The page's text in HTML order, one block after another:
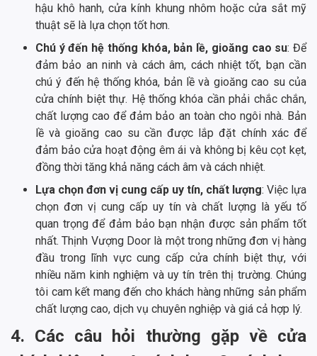
hậu khô hanh, cửa kính khung nhôm hoặc cửa sắt mỹ
thuật sẽ là lựa chọn tốt hơn.
Chú ý đến hệ thống khóa, bản lề, gioăng cao su: Để
đảm bảo an ninh và cách âm, cách nhiệt tốt, bạn cần
chú ý đến hệ thống khóa, bản lề và gioăng cao su của
cửa chính biệt thự. Hệ thống khóa cần phải chắc chắn,
chất lượng cao để đảm bảo an toàn cho ngôi nhà. Bản
lề và gioăng cao su cần được lắp đặt chính xác để
đảm bảo cửa hoạt động êm ái và không bị kêu cọt kẹt,
đồng thời tăng khả năng cách âm và cách nhiệt.
Lựa chọn đơn vị cung cấp uy tín, chất lượng: Việc lựa
chọn đơn vị cung cấp uy tín và chất lượng là yếu tố
quan trọng để đảm bảo bạn nhận được sản phẩm tốt
nhất. Thịnh Vượng Door là một trong những đơn vị hàng
đầu trong lĩnh vực cung cấp cửa chính biệt thự, với
nhiều năm kinh nghiệm và uy tín trên thị trường. Chúng
tôi cam kết mang đến cho khách hàng những sản phẩm
chất lượng cao, dịch vụ chuyên nghiệp và giá cả hợp lý.
4. Các câu hỏi thường gặp về cửa